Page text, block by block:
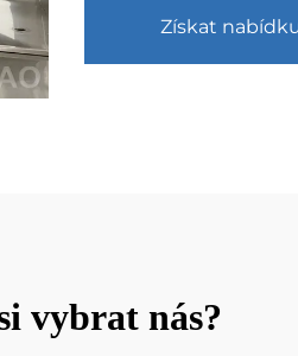
Získat
vybrat nás?